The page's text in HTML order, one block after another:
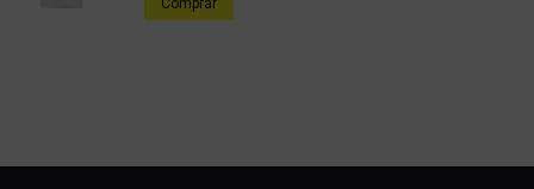
Comprar